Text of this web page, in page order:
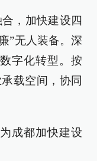
，加快建设四
”无人装备。深
字化转型。按
载空间，协同
成都加快建设